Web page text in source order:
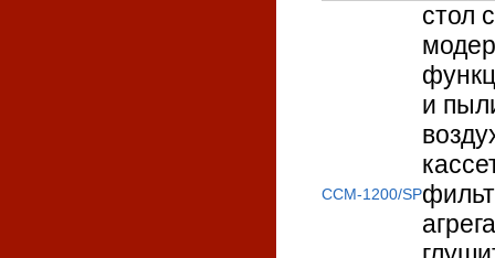
ССМ-1200/SP
стол
и